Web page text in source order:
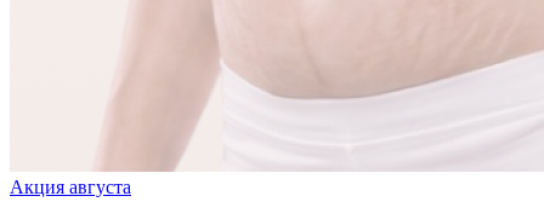
Акция августа